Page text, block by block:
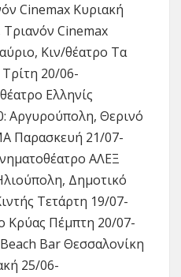
Cinemax Κυριακή
Cinemax
Κιν/θέατρο Τα
20/06-
Ελληνίς
Αργυρούπολη, Θερινό
Παρασκευή 21/07-
ΑΛΕΞ
Δημοτικό
Τετάρτη 19/07-
Κρύας Πέμπτη 20/07-
Bar Θεσσαλονίκη
25/06-